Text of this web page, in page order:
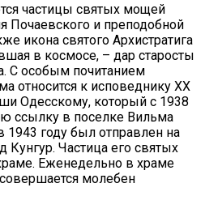
частицы святых мощей
Почаевского и преподобной
икона святого Архистратига
в космосе, – дар старосты
С особым почитанием
относится к исповеднику XX
Одесскому, который с 1938
ссылку в поселке Вильма
1943 году был отправлен на
Кунгур. Частица его святых
Еженедельно в храме
молебен